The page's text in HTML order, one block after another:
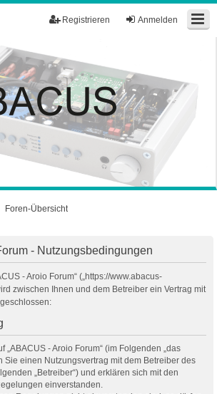
Anmelden
Registrieren
Foren-Übersicht
- Nutzungsbedingungen
- Aroio Forum“ („https://www.abacus-
zwischen Ihnen und dem Betreiber ein Vertrag mit
„ABACUS - Aroio Forum“ (im Folgenden „das
Sie einen Nutzungsvertrag mit dem Betreiber des
„Betreiber“) und erklären sich mit den
einverstanden.